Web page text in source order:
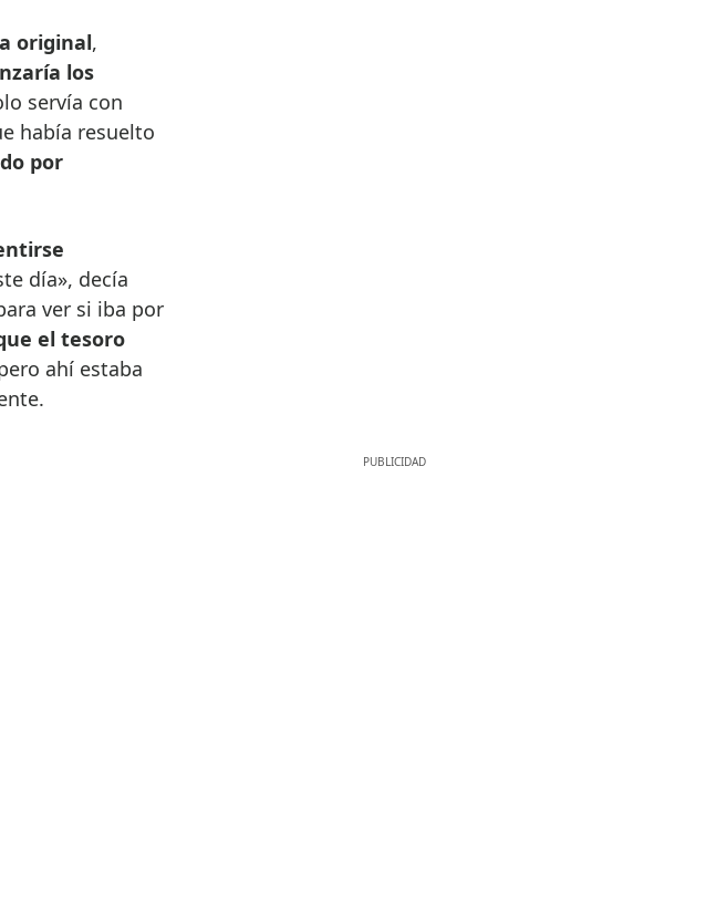
original,
los
servía con
había resuelto
por
día», decía
ver si iba por
el tesoro
ahí estaba